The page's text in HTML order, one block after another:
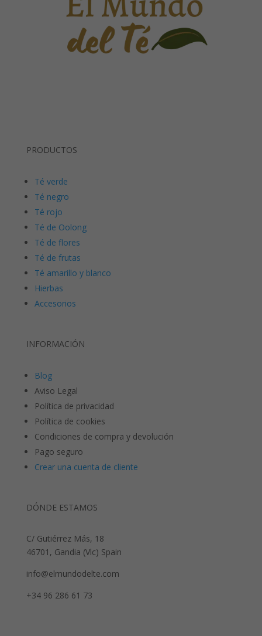
PRODUCTOS
Té verde
Té negro
Té rojo
Té de Oolong
Té de flores
Té de frutas
Té amarillo y blanco
Hierbas
Accesorios
INFORMACIÓN
Blog
Aviso Legal
Política de privacidad
Política de cookies
Condiciones de compra y devolución
Pago seguro
Crear una cuenta de cliente
DÓNDE ESTAMOS
C/ Gutiérrez Más, 18
46701, Gandia (Vlc) Spain
info@elmundodelte.com
+34 96 286 61 73